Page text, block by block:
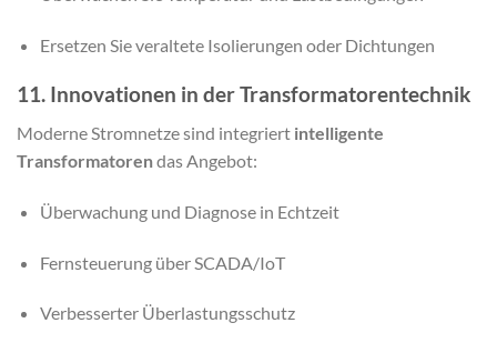
Ersetzen Sie veraltete Isolierungen oder Dichtungen
11. Innovationen in der Transformatorentechnik
Moderne Stromnetze sind integriert intelligente
Transformatorendas Angebot:
Überwachung und Diagnose in Echtzeit
Fernsteuerung über SCADA/IoT
Verbesserter Überlastungsschutz